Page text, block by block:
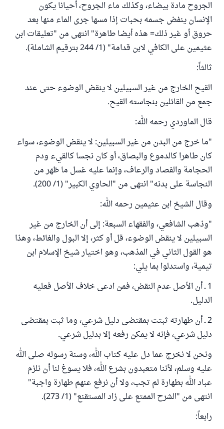
الجروح مادة بيضاء، وكذلك ماء الجروح، أحيانا يكون
الإنسان ينفض جسمه بحبات إذا مسها جرى الماء منها بعد
حروق أو غير ذلك= هذه أيضا طاهرة" انتهى من "تعليقات ابن
عثيمين على الكافي لابن قدامة" (1/ 244 بترقيم الشاملة).
ثالثاً:
القيح الخارج من غير السبيلين لا ينقض الوضوء حتى عند
جمع من القائلين بنجاسته القيح.
قال الماوردي رحمه الله:
"ما خرج من البدن ‌من ‌غير ‌السبيلين: ‌لا ‌ينقض ‌الوضوء، سواء
كان طاهرا كالدموع والبصاق، أو كان نجسا كالقيء ودم
الحجامة والفصاد والرعاف، وإنما عليه غسل ما ظهر من
النجاسة على بدنه" انتهى من "الحاوي الكبير" (1/ 200).
وقال الشيخ ابن عثيمين رحمه الله:
"وذهب الشافعي، والفقهاء السبعة: إلى أن الخارج من غير
السبيلين لا ينقض الوضوء، قل أو كثر، إلا البول والغائط، وهذا
هو القول الثاني في المذهب، وهو اختيار شيخ الإسلام ابن
تيمية، واستدلوا بما يلي:
1 ـ أن الأصل عدم النقض، فمن ادعى خلاف الأصل فعليه
الدليل.
2 ـ أن طهارته ثبتت بمقتضى دليل شرعي، وما ثبت بمقتضى
دليل شرعي، فإنه لا يمكن رفعه إلا بدليل شرعي.
ونحن لا نخرج عما دل عليه كتاب الله، وسنة رسوله صلى الله
عليه وسلم، لأننا متعبدون بشرع الله، فلا يسوغ لنا أن نلزم
عباد الله بطهارة لم تجب، ولا أن نرفع عنهم طهارة واجبة"
انتهى من "الشرح الممتع على زاد المستقنع" (1/ 273).
رابعاً: